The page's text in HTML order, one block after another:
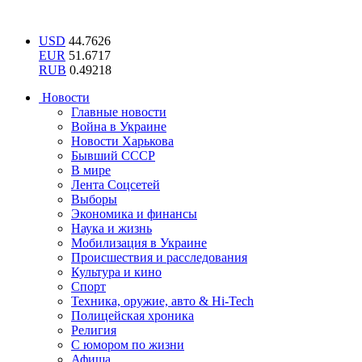
USD 44.7626
EUR 51.6717
RUB 0.49218
Новости
Главные новости
Война в Украине
Новости Харькова
Бывший СССР
В мире
Лента Соцсетей
Выборы
Экономика и финансы
Наука и жизнь
Мобилизация в Украине
Происшествия и расследования
Культура и кино
Спорт
Техника, оружие, авто & Hi-Tech
Полицейская хроника
Религия
С юмором по жизни
Афиша